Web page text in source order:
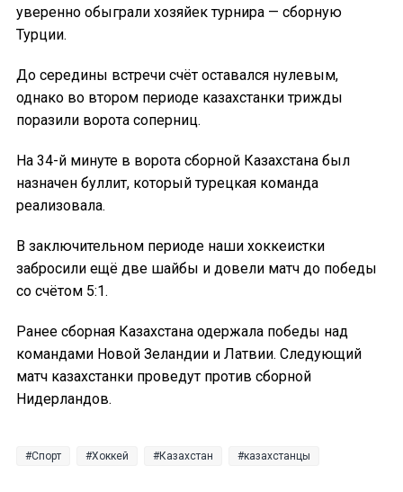
уверенно обыграли хозяйек турнира — сборную
Турции.
До середины встречи счёт оставался нулевым,
однако во втором периоде казахстанки трижды
поразили ворота соперниц.
На 34-й минуте в ворота сборной Казахстана был
назначен буллит, который турецкая команда
реализовала.
В заключительном периоде наши хоккеистки
забросили ещё две шайбы и довели матч до победы
со счётом 5:1.
Ранее сборная Казахстана одержала победы над
командами Новой Зеландии и Латвии. Следующий
матч казахстанки проведут против сборной
Нидерландов.
Спорт Хоккей Казахстан казахстанцы